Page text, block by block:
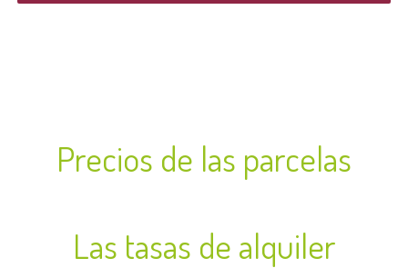
Precios de las parcelas
Las tasas de alquiler